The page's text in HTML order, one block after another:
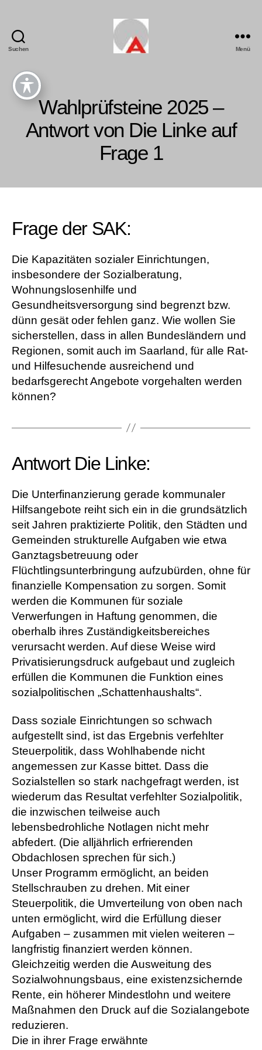
Suchen Menü
Wahlprüfsteine 2025 –
Antwort von Die Linke auf
Frage 1
Frage der SAK:
Die Kapazitäten sozialer Einrichtungen,
insbesondere der Sozialberatung,
Wohnungslosenhilfe und
Gesundheitsversorgung sind begrenzt bzw.
dünn gesät oder fehlen ganz. Wie wollen Sie
sicherstellen, dass in allen Bundesländern und
Regionen, somit auch im Saarland, für alle Rat-
und Hilfesuchende ausreichend und
bedarfsgerecht Angebote vorgehalten werden
können?
Antwort Die Linke:
Die Unterfinanzierung gerade kommunaler
Hilfsangebote reiht sich ein in die grundsätzlich
seit Jahren praktizierte Politik, den Städten und
Gemeinden strukturelle Aufgaben wie etwa
Ganztagsbetreuung oder
Flüchtlingsunterbringung aufzubürden, ohne für
finanzielle Kompensation zu sorgen. Somit
werden die Kommunen für soziale
Verwerfungen in Haftung genommen, die
oberhalb ihres Zuständigkeitsbereiches
verursacht werden. Auf diese Weise wird
Privatisierungsdruck aufgebaut und zugleich
erfüllen die Kommunen die Funktion eines
sozialpolitischen „Schattenhaushalts“.
Dass soziale Einrichtungen so schwach
aufgestellt sind, ist das Ergebnis verfehlter
Steuerpolitik, dass Wohlhabende nicht
angemessen zur Kasse bittet. Dass die
Sozialstellen so stark nachgefragt werden, ist
wiederum das Resultat verfehlter Sozialpolitik,
die inzwischen teilweise auch
lebensbedrohliche Notlagen nicht mehr
abfedert. (Die alljährlich erfrierenden
Obdachlosen sprechen für sich.)
Unser Programm ermöglicht, an beiden
Stellschrauben zu drehen. Mit einer
Steuerpolitik, die Umverteilung von oben nach
unten ermöglicht, wird die Erfüllung dieser
Aufgaben – zusammen mit vielen weiteren –
langfristig finanziert werden können.
Gleichzeitig werden die Ausweitung des
Sozialwohnungsbaus, eine existenzsichernde
Rente, ein höherer Mindestlohn und weitere
Maßnahmen den Druck auf die Sozialangebote
reduzieren.
Die in ihrer Frage erwähnte